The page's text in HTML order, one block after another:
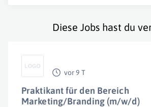
Diese Jobs hast du
vor 9 T
Praktikant für den Bereich
Marketing/Branding (m/w/d)